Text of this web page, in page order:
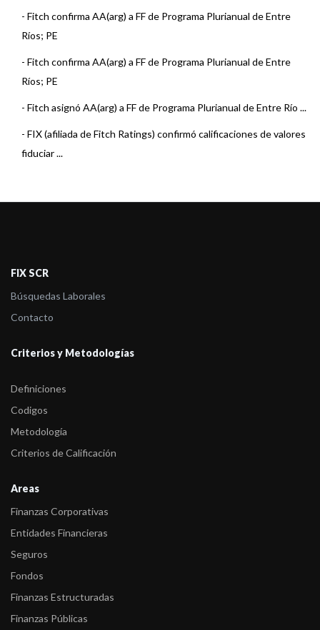
- Fitch confirma AA(arg) a FF de Programa Plurianual de Entre
Ríos; PE
- Fitch confirma AA(arg) a FF de Programa Plurianual de Entre
Ríos; PE
- Fitch asignó AA(arg) a FF de Programa Plurianual de Entre Río ...
- FIX (afiliada de Fitch Ratings) confirmó calificaciones de valores
fiduciar ...
FIX SCR
Búsquedas Laborales
Contacto
Criterios y Metodologías
Definiciones
Codigos
Metodología
Criterios de Calificación
Areas
Finanzas Corporativas
Entidades Financieras
Seguros
Fondos
Finanzas Estructuradas
Finanzas Públicas